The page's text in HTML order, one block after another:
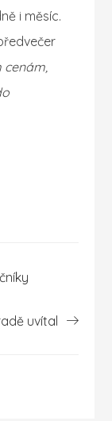
i měsíc.
cenám,
uvítal